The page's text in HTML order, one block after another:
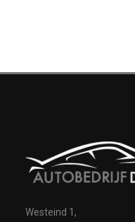
Westeind 1,